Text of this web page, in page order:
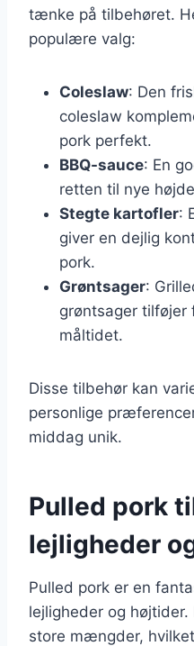
tænke på tilbehøret.
populære valg:
Coleslaw: Den
coleslaw
pork perfekt.
BBQ-sauce: En
retten til nye
Stegte kartofler:
giver en dejlig
pork.
Grøntsager:
grøntsager tilføjer
måltidet.
Disse tilbehør kan
personlige
middag unik.
Pulled pork
lejligheder
Pulled pork er en
lejligheder og
store mængder,